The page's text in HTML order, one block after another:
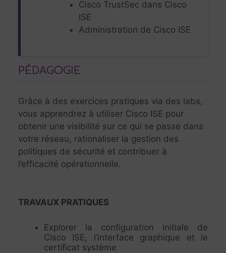
Cisco TrustSec dans Cisco
ISE
Administration de Cisco ISE
PÉDAGOGIE
Grâce à des exercices pratiques via des labs,
vous apprendrez à utiliser Cisco ISE pour
obtenir une visibilité sur ce qui se passe dans
votre réseau, rationaliser la gestion des
politiques de sécurité et contribuer à
l’efficacité opérationnelle.
TRAVAUX PRATIQUES
Explorer la configuration initiale de
Cisco ISE, l’interface graphique et le
certificat système